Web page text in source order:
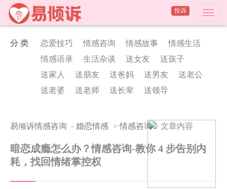
投诉
分 类 恋爱技巧 情感咨询 情感故事
情感生活
情感语录
生活杂谈 送女友
送孩子
送家人
送朋友 送爸妈 送男友
送老公
送老婆
送老师 送长辈 送领导
易倾诉情感咨询 > 婚恋情感 >情感咨询> 文章内容
暗恋成瘾怎么办？情感咨询-教你 4 步告别内
耗，找回情绪掌控权